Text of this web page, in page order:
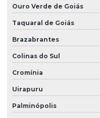
Ouro Verde de Goiás
Taquaral de Goiás
Brazabrantes
Colinas do Sul
Cromínia
Uirapuru
Palminópolis